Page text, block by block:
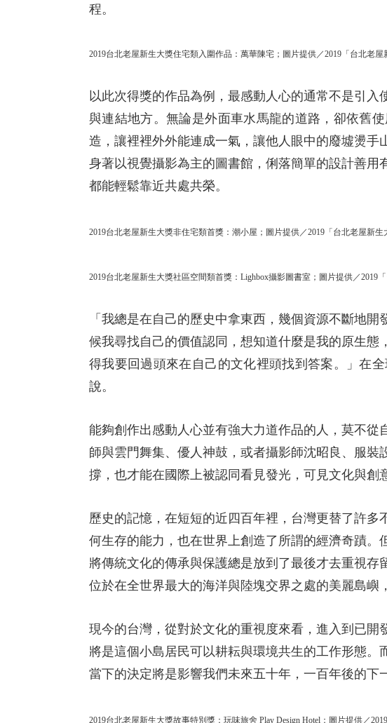
程。
2019台北老屋新生大獎住宅類入圍作品：萬華陳宅；圖片提供／2019「台北老屋
以此次得獎的作品為例，最感動人心的通常不是引
與連結地方。無論是外面車水馬龍的道路，卻依舊
造，讓裡裡外外能連成一氣，讓他人眼中的廢墟燙
身著以視覺攝影為主的圖書館，俐落簡單的設計善
都能輕鬆靠近共處共榮。
2019台北老屋新生大獎非住宅類首獎：潮小屋；圖片提供／2019「台北老屋新生
2019台北老屋新生大獎社區空間類首獎：Lighbox攝影圖書室；圖片提供／2019
「我總是在自己的歷史中拿東西，幾個資源不斷地
候我尋找自己的價值認同，想知道什麼是我的原生
得我要回過頭來在自己的文化裡頭找到答案。」在
說。
能夠創作出感動人心並有強大力道作品的人，莫不
師與雲門舞集、優人神鼓，或者攝影師沈昭良、服
撐，也才能在國際上被認同看見發光，可見文化與創
歷史的記憶，在短短的近四百年裡，台灣更替了許
何生存的能力，也在世界上創造了所謂的經濟奇蹟。
將傳統文化的傳承與保護總是放到了最後才去重視
位於在全世界最大的海洋與陸塊交界之處的美麗島嶼
現今的台灣，從對於文化的重視度來看，進入到已開
將是這個小島居民可以耕耘與環境共生的工作形態
當下的決定將是影響我們未來五十年，一百年後的下
2019台北老屋新生大獎故事特別獎：玩味旅舍 Play Design Hotel；圖片提供／